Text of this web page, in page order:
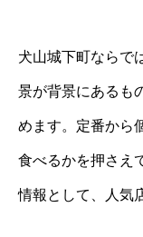
犬山城下町ならで
景が背景にあるも
めます。定番から
食べるかを押さえ
情報として、人気